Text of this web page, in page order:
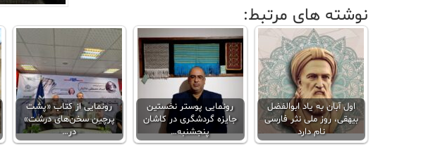
نوشته های مرتبط:
اول آبان به یاد ابوالفضل
بیهقی، روز ملی نثر فارسی
نام دارد
رونمایی پوستر نخستین
جایزه گردشگری در کاشان
پنجشنبه…
رونمایی از کتاب «پشت
پرچین سخن‌های درشت»
در…